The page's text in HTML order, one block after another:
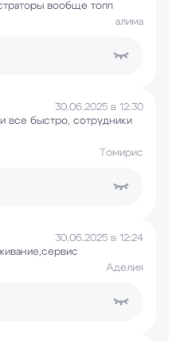
вообще топп
алима
30.06.2025 в 12:30
все быстро, сотрудники
Томирис
30.06.2025 в 12:24
Аделия